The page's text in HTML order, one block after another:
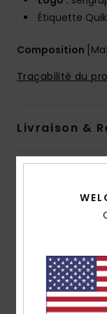
Étiquette
Composition
Traçabilité du
Livraison &